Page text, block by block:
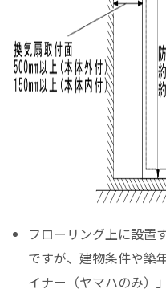
フローリング上に設置
ですが、建物条件や築
イナー（ヤマハのみ）